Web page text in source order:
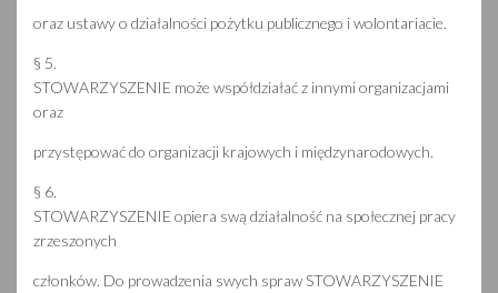
oraz ustawy o działalności pożytku publicznego i wolontariacie.
§ 5.
STOWARZYSZENIE może współdziałać z innymi organizacjami
oraz
przystępować do organizacji krajowych i międzynarodowych.
§ 6.
STOWARZYSZENIE opiera swą działalność na społecznej pracy
zrzeszonych
członków. Do prowadzenia swych spraw STOWARZYSZENIE